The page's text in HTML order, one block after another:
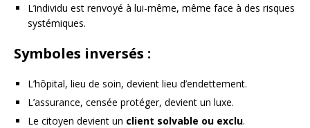
L’individu est renvoyé à lui-même, même face à des risques
systémiques.
Symboles inversés :
L’hôpital, lieu de soin, devient lieu d’endettement.
L’assurance, censée protéger, devient un luxe.
Le citoyen devient un client solvable ou exclu.